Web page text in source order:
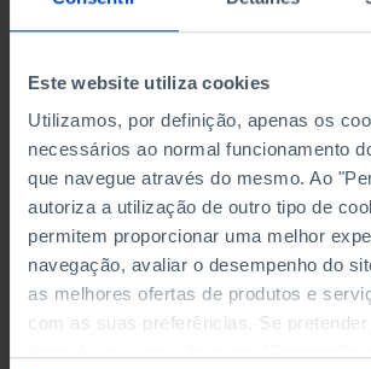
Este website utiliza cookies
Utilizamos, por definição, apenas os
necessários ao normal funcionamento
que navegue através do mesmo. Ao
autoriza a utilização de outro tipo de
permitem proporcionar uma melhor
navegação, avaliar o desempenho do
as melhores ofertas de produtos e
com as suas preferências. Se
ENSAIOS
O Sono dos